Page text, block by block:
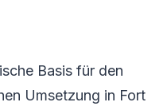
Basis für den
Umsetzung in Fort